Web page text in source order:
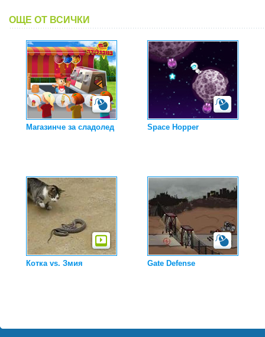
ОЩЕ ОТ ВСИЧКИ
Магазинче за сладолед Space Hopper
Котка vs. Змия Gate Defense